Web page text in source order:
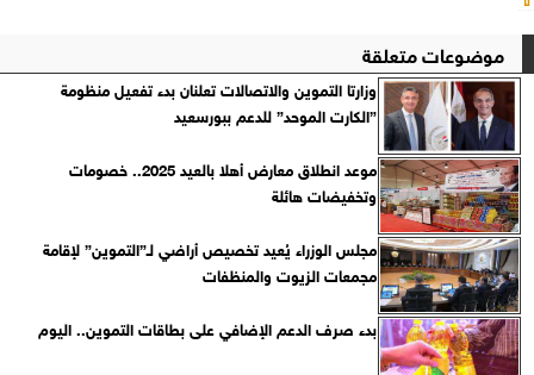
موضوعات متعلقة
وزارتا التموين والاتصالات تعلنان بدء تفعيل منظومة
”الكارت الموحد” للدعم ببورسعيد
موعد انطلاق معارض أهلا بالعيد 2025.. خصومات
وتخفيضات هائلة
مجلس الوزراء يُعيد تخصيص أراضي لـ”التموين” لإقامة
مجمعات الزيوت والمنظفات
بدء صرف الدعم الإضافي على بطاقات التموين.. اليوم